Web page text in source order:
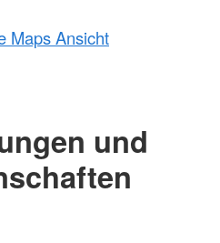
Maps Ansicht
und